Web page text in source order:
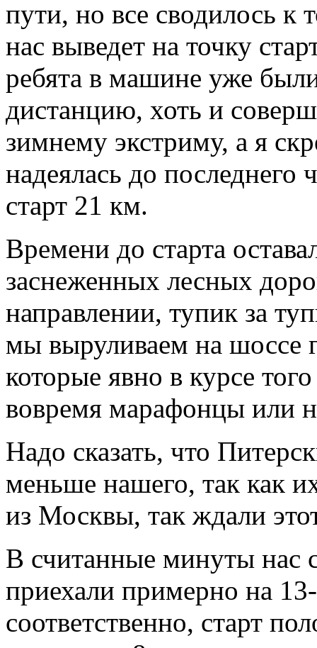
пути, но все сводилось к
нас выведет на точку
ребята в машине уже
дистанцию, хоть и
зимнему экстриму, а я
надеялась до
старт 21 км.
Времени до старта
заснеженных лесных
направлении, тупик за
мы выруливаем на шоссе
которые явно в курсе
вовремя марафонцы или
Надо сказать, что
меньше нашего, так как
из Москвы, так ждали
В считанные минуты нас
приехали примерно на
соответственно, старт